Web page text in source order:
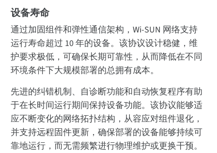
设备寿命
通过加固组件和弹性通信架构，Wi-SUN 网络支持
运行寿命超过 10 年的设备。该协议设计稳健，维
护要求极低，可确保长期可靠性，从而降低在不同
环境条件下大规模部署的总拥有成本。
先进的纠错机制、自诊断功能和自动恢复程序有助
于在长时间运行期间保持设备功能。该协议能够适
应不断变化的网络拓扑结构，从容应对组件退化，
并支持远程固件更新，确保部署的设备能够持续可
靠地运行，而无需频繁进行物理维护或更换干预。